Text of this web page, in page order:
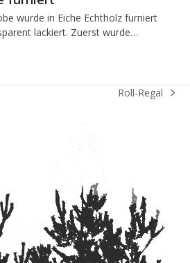
wurde in Eiche Echtholz furniert
lackiert. Zuerst wurde…
Nächster
Roll-Regal